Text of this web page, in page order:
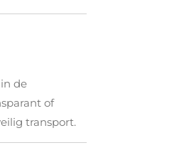
de
of
transport.